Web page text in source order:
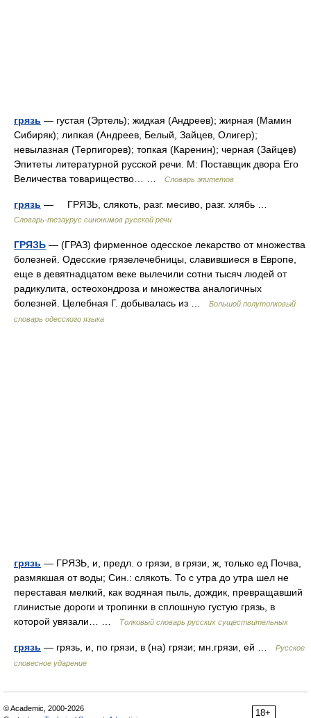
грязь — густая (Эртель); жидкая (Андреев); жирная (Мамин
Сибиряк); липкая (Андреев, Белый, Зайцев, Олигер);
невылазная (Терпигорев); топкая (Каренин); черная (Зайцев)
Эпитеты литературной русской речи. М: Поставщик двора Его
Величества товарищество… …
Словарь эпитетов
грязь — ГРЯЗЬ, слякоть, разг. месиво, разг. хлябь …
Словарь-тезаурус синонимов русской речи
ГРЯЗЬ — (ГРАЗ) фирменное одесское лекарство от множества
болезней. Одесские грязелечебницы, славившиеся в Европе,
еще в девятнадцатом веке вылечили сотни тысяч людей от
радикулита, остеохондроза и множества аналогичных
болезней. Целебная Г. добывалась из …
Большой полутолковый
словарь одесского языка
грязь — ГРЯЗЬ, и, предл. о грязи, в грязи, ж, только ед Почва,
размякшая от воды; Син.: слякоть. То с утра до утра шел не
переставая мелкий, как водяная пыль, дождик, превращавший
глинистые дороги и тропинки в сплошную густую грязь, в
которой увязали… …
Толковый словарь русских существительных
грязь — грязь, и, по грязи, в (на) грязи; мн.грязи, ей …
Русское
словесное ударение
18+
© Academic, 2000-2026